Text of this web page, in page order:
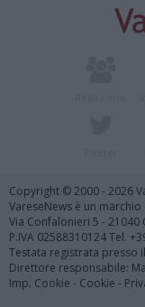
Copyright © 2000 - 2026
VareseNews è un
Via Confalonieri 5 - 21040
P.IVA 02588310124 Tel.
Testata registrata presso
Direttore responsabile:
Imp. Cookie - Cookie -